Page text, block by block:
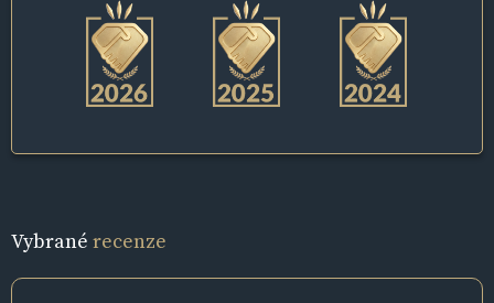
Vybrané recenze